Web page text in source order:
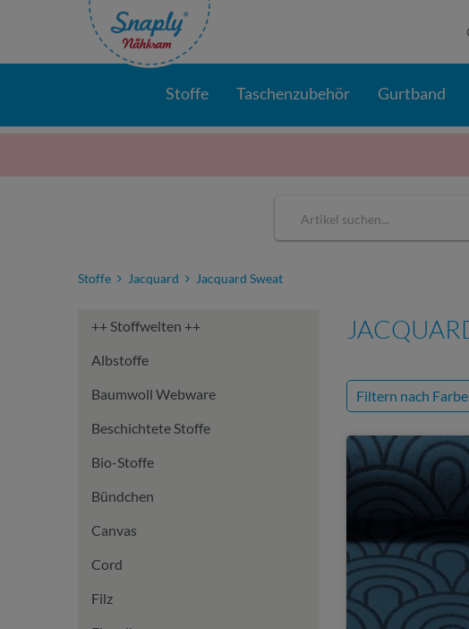
Stoffe Taschenzubehör Gurtband
Stoffe Jacquard Jacquard Sweat
++ Stoffwelten ++
Albstoffe
Baumwoll Webware
Beschichtete Stoffe
Bio-Stoffe
Bündchen
Canvas
Cord
Filz
Filtern nach Farbe